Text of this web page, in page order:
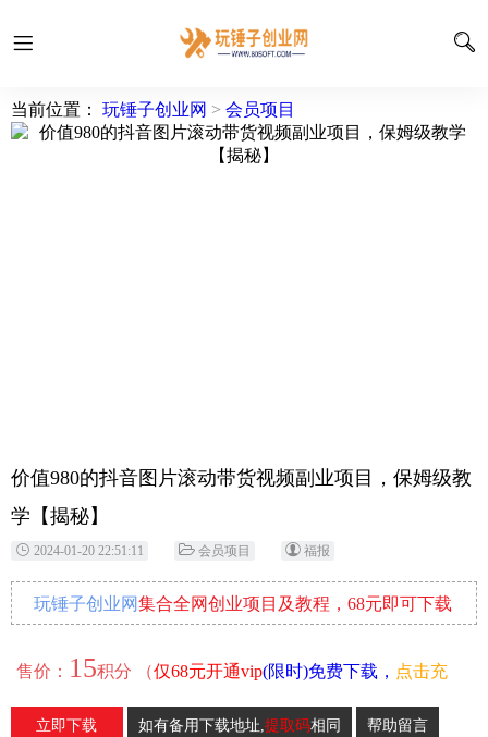
当前位置： 玩锤子创业网 > 会员项目
价值980的抖音图片滚动带货视频副业项目，保姆级教
学【揭秘】
2024-01-20 22:51:11 会员项目 福报
玩锤子创业网集合全网创业项目及教程，68元即可下载
售价： 15积分 （仅68元开通vip(限时)免费下载， 点击充
）
立即下载 如有备用下载地址,提取码相同 帮助留言